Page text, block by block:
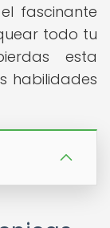
fascinante
todo tu
esta
habilidades